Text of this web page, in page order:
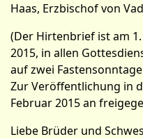
Haas, Erzbischof von
(Der Hirtenbrief ist am
2015, in allen
auf zwei
Zur Veröffentlichung in
Februar 2015 an
Liebe Brüder und